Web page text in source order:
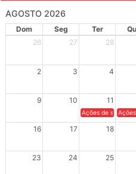
AGOSTO 2026
Dom Seg Ter
26
27 28
2 3 4
9 10 11
Ações de
16 17 18
23 24 25